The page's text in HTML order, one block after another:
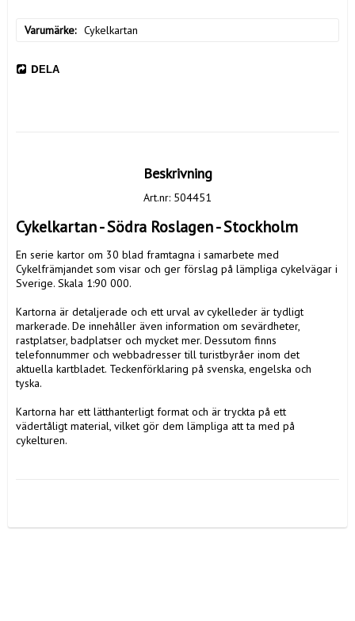
Varumärke Cykelkartan
DELA
Beskrivning
Art.nr: 504451
Cykelkartan - Södra Roslagen - Stockholm
En serie kartor om 30 blad framtagna i samarbete med
Cykelfrämjandet som visar och ger förslag på lämpliga cykelvägar i
Sverige. Skala 1:90 000.
Kartorna är detaljerade och ett urval av cykelleder är tydligt
markerade. De innehåller även information om sevärdheter,
rastplatser, badplatser och mycket mer. Dessutom finns
telefonnummer och webbadresser till turistbyråer inom det
aktuella kartbladet. Teckenförklaring på svenska, engelska och
tyska.
Kartorna har ett lätthanterligt format och är tryckta på ett
vädertåligt material, vilket gör dem lämpliga att ta med på
cykelturen.